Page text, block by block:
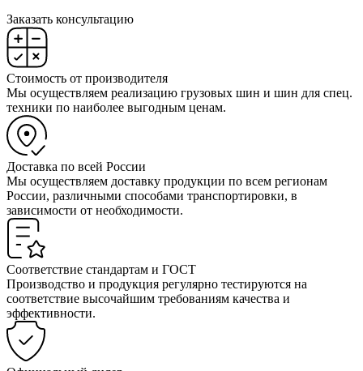
Заказать консультацию
Стоимость от производителя
Мы осуществляем реализацию грузовых шин и шин для спец.
техники по наиболее выгодным ценам.
Доставка по всей России
Мы осуществляем доставку продукции по всем регионам
России, различными способами транспортировки, в
зависимости от необходимости.
Соответствие стандартам и ГОСТ
Производство и продукция регулярно тестируются на
соответствие высочайшим требованиям качества и
эффективности.